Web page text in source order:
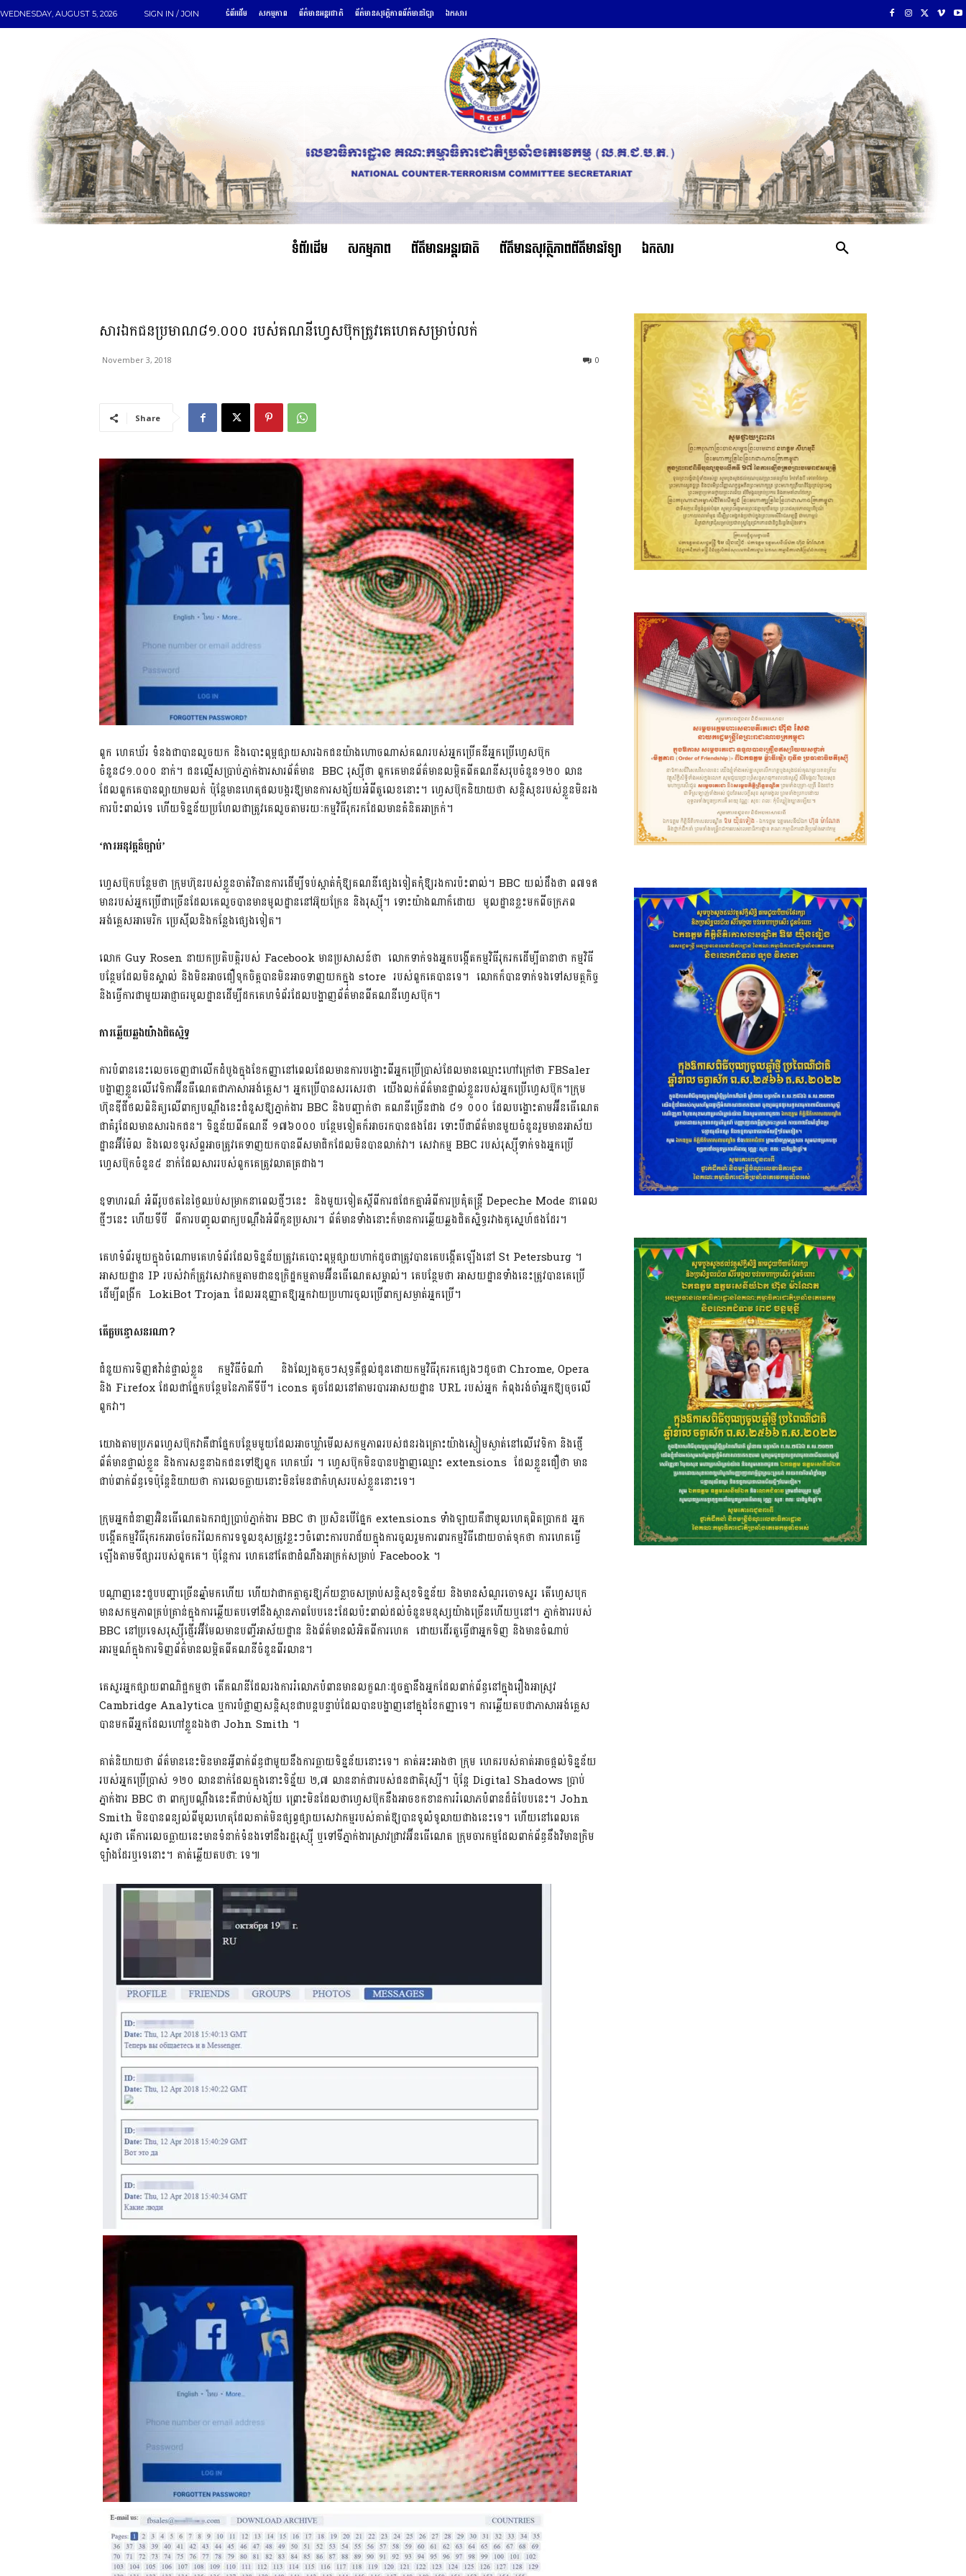
WEDNESDAY, AUGUST 5, 2026 SIGN IN / JOIN ទំព័រដើម សកម្មភាព ព័ត៌មានអន្តរជាតិ ព័ត៌មានសុវត្ថិភាពព័ត៌មានវិទ្យា ឯកសារ
ទំព័រដើម សកម្មភាព ព័ត៌មានអន្តរជាតិ ព័ត៌មានសុវត្ថិភាពព័ត៌មានវិទ្យា ឯកសារ
សារឯកជនប្រមាណ៨១.០០០ របស់គណនីហ្វេសប៊ុកត្រូវគេហេគសម្រាប់លក់
November 3, 2018 0
Share
ពួក ហេគឃ័រ ទំនងជាបានលួចយក និងបោះពុម្ពផ្សាយសារឯកជនយ៉ាងហោចណាស់គណរបស់អ្នកប្រើគនីអ្នកប្រើហ្វេសប៊ុក
ចំនួន៨១.០០០ នាក់។ ជនល្មើសប្រាប់ភ្នាក់ងារសារព័ត៌មាន BBC រុស្ស៊ីថា ពួកគេមានព័ត៌មានលម្អិតពីគណនីសរុបចំនួន១២០ លាន
ដែលពួកគេបានព្យាយាមលក់ ប៉ុន្តែមានហេតុផលបង្ករឱ្យមានការសង្ស័យអំពីតួលេខនោះ។ ហ្វេសប៊ុកនិយាយថា សន្ដិសុខរបស់ខ្លួនមិនរង
ការប៉ះពាល់ទេ ហើយទិន្នន័យប្រហែលជាត្រូវគេលួចតាមរយៈកម្មវិធីរុករកដែលមានគំនិតអាក្រក់។
‘ការអនុវត្ត​ន៏​ច្បាប់’
ហ្វេសប៊ុកបន្ថែមថា ក្រុមហ៊ុនរបស់ខ្លួនចាត់វិធានការដើម្បីទប់ស្កាត់កុំឱ្យគណនីផ្សេងទៀតកុំឱ្យរងការប៉ះពាល់។ BBC យល់ដឹងថា ព៧ទឥ
មានរបស់អ្នកប្រើជាច្រើនដែលគេលួចបានមានមូលដ្ឋាននៅអ៊ុយក្រែន និងរុស្ស៊ី។ ទោះយ៉ាងណាក៏ដោយ មូលដ្ឋានខ្លះមកពីចក្រភព
អង់គ្លេសអាមេរិក ប្រេស៊ីលនិងកន្លែងផ្សេងទៀត។
លោក Guy Rosen នាយកប្រតិបត្តិរបស់ Facebook មានប្រសាសន៍ថា លោកទាក់ទងអ្នកបង្កើតកម្មវិធីរុករកដើម្បីធានាថា កម្មវិធី
បន្ថែមដែលមិនស្គាល់ និងមិនអាចជឿទុកចិត្តបានមិនអាចទាញយកក្នុង store របស់ពួកគេបានទេ។ លោកក៏បានទាក់ទងទៅសមត្ថកិច្ច
និងធ្វើការជាមួយអាជ្ញាធរមូលដ្ឋានដើម្បីដកគេហទំព័រដែលបង្ហាញព័ត៌មានពីគណនីហ្វេសប៊ុក។
ការឆ្លើយឆ្លងយ៉ាងជិតស្និទ្ធ
ការបំពាននេះលេចចេញជាលើកដំបូងក្នុងខែកញ្ញានៅពេលដែលមានការបង្ហោះពីអ្នកប្រើប្រាស់ដែលមានឈ្មោះហៅក្រៅថា FBSaler
បង្ហាញខ្លួនលើវេទិកាអ៊ីនធឺណេតជាភាសាអង់គ្លេស។ អ្នកប្រើបានសរសេរថា យើងលក់ព័ត៌មានផ្ទាល់ខ្លួនរបស់អ្នកប្រើហ្វេសប៊ុក។ក្រុម
ហ៊ុនឌីជីថលពិនិត្យលើពាក្យបណ្តឹងនេះជំនួសឱ្យភ្នាក់ងារ BBC និងបញ្ជាក់ថា គណនីច្រើនជាង ៨១​ ០០០ ដែលបង្ហោះតាមអ៊ីនធើណេត
ជាគំរូដែលមានសារឯកជន។ ទិន្នន័យពីគណនី ១៧៦០០០ បន្ថែមទៀតក៏អាចរកបានផងដែរ ទោះបីជាព័ត៌មានមួយចំនួនរួមមានអាស័យ
ដ្ឋានអ៊ីម៉ែល និងលេខទូរស័ព្ទអាចត្រូវគេទាញយកបានពីសមាជិកដែលមិនបានលាក់វា។ សេវាកម្ម BBC របស់រុស្ស៊ីទាក់ទងអ្នកប្រើ
ហ្វេសប៊ុកចំនួន៥ នាក់ដែលសាររបស់ពួកគេត្រូវលាតត្រដាង។
ឧទាហរណ៏ អំពីរូបថតនៃថ្ងៃឈប់សម្រាកនាពេលថ្មីៗនេះ និងមួយទៀតស្តីពីការជជែកគ្នាអំពីការប្រគុំតន្រ្តី Depeche Mode នាពេល
ថ្មីៗនេះ ហើយទីបី ពីការបញ្ចូលពាក្យបណ្តឹងអំពីកូនប្រសារ។ ព័ត៌មានទាំងនោះក៏មានការឆ្លើយឆ្លងជិតស្និទ្ធរវាងគូស្នេហ៍ផងដែរ។
គេហទំព័រមួយក្នុងចំណោមគេហទំព័រដែលទិន្នន័យត្រូវគេបោះពុម្ពផ្សាយហាក់ដូចជាត្រូវបានគេបង្កើតឡើងនៅ St Petersburg ។
អាសយដ្ឋាន IP របស់វាក៏ត្រូវសេវាកម្មតាមដានឧក្រិដ្ឋកម្មតាមអ៊ីនធើណេតសម្គាល់។ គេបន្ថែមថា​ អាសយដ្ឋានទាំងនេះត្រូវបានគេប្រើ
ដើម្បីពង្រីក LokiBot Trojan ដែលអនុញ្ញាតឱ្យអ្នកវាយប្រហារចូលប្រើពាក្យសម្ងាត់អ្នកប្រើ។
តើគួបន្ទោសនរណា?
ជំនួយការទិញឥវ៉ាន់ផ្ទាល់ខ្លួន កម្មវិធីចំណាំ និងល្បែងតូចៗសុទ្ធគឺផ្តល់ជូនដោយកម្មវិធីរុករកផ្សេងៗដូចជា Chrome, Opera
និង Firefox ដែលជាផ្នែកបន្ថែមនៃភាគីទីបី។ icons តូចដែលនៅតាមរបារអាសយដ្ឋាន URL របស់អ្នក កំពុងរង់ចាំអ្នកឱ្យចុចលើ
ពួកវា។
យោងតាមប្រភពហ្វេសប៊ុកវាគឺជាផ្នែកបន្ថែមមួយដែលអាចឃ្លាំមើលសកម្មភាពរបស់ជនរងគ្រោះយ៉ាងស្ងៀមស្ងាត់នៅលើវេទិកា និងផ្ញើ
ព័ត៌មានផ្ទាល់ខ្លួន និងការសន្ទនាឯកជនទៅឱ្យពួក ហេគឃ័រ ។ ហ្វេសប៊ុកមិនបានបង្ហាញឈ្មោះ extensions ដែលខ្លួនជឿថា មាន
ជាប់ពាក់ព័ន្ធទេប៉ុន្តែនិយាយថា ការលេចធ្លាយនោះមិនមែនជាកំហុសរបស់ខ្លួននោះទេ។
ក្រុមអ្នកជំនាញអ៊ិនធើណេតឯករាជ្យប្រាប់ភ្នាក់ងារ BBC ថា ប្រសិនបើផ្នែក extensions ទាំង​ឡាយ​គឺជាមូលហេតុពិតប្រាកដ អ្នក
បង្កើតកម្មវិធីរុករកអាចចែករំលែកការទទួលខុសត្រូវខ្លះៗចំពោះការបរាជ័យក្នុងការចូលរួមការពារកម្មវិធីដោយចាត់ទុកថា ការហេគធ្វើ
ឡើងតាមទីផ្សាររបស់ពួកគេ។ ប៉ុន្តែការ ហេគនៅតែជាដំណឹងអាក្រក់សម្រាប់ Facebook ។
បណ្តាញនេះ​ជួបបញ្ហាច្រើនឆ្នាំមកហើយ ហើយវាជាកត្តាគួរឱ្យភ័យខ្លាចសម្រាប់សន្តិសុខទិន្នន័យ និងមានសំណួរចោទសួរ​ តើហ្វេសបុក
មានសកម្មភាពគ្រប់គ្រាន់ក្នុងការឆ្លើយតបទៅនឹងស្ថានភាពបែបនេះដែលប៉ះពាល់ដល់ចំនួនមនុស្សយ៉ាងច្រើនហើយឬនៅ។ ភ្នាក់ងាររបស់
BBC នៅប្រទេសរុស្ស៊ីផ្ញើរអ៊ីមែលមានបញ្ចីអាស័យដ្ឋាន និងព័ត៌មានលំអិតពីការហេគ ដោយដើរតួធ្វើជាអ្នកទិញ និងមានចំណាប់
អារម្មណ៍ក្នុងការទិញព័ត៌មានលម្អិតពីគណនីចំនួនពីរលាន។
គេសួរអ្នកផ្សាយពាណិជ្ជកម្មថា តើគណនីដែលរងការរំលោភបំពានមានលក្ខណៈដូចគ្នានឹងអ្នកដែលពាក់ព័ន្ធនៅក្នុងរឿងអាស្រូវ
Cambridge Analytica ឬការបំផ្លាញសន្តិសុខជាបន្តបន្ទាប់ដែលបានបង្ហាញនៅក្នុងខែកញ្ញាទេ។ ការឆ្លើយតបជាភាសាអង់គ្លេស
បានមកពីអ្នកដែលហៅខ្លួនឯងថា John Smith ។
គាត់និយាយថា ព័ត៌មាននេះមិនមានអ្វីពាក់ព័ន្ធជាមួយនឹងការធ្លាយទិន្នន័យនោះទេ។ គាត់អះអាងថា ក្រុម ហេគរបស់គាត់អាចផ្តល់ទិន្នន័យ
របស់អ្នកប្រើប្រាស់ ១២០ លាននាក់ដែលក្នុងនោះទិន្ន័យ ២,៧ លាននាក់ជារបស់ជនជាតិរុស្សី។ ប៉ុន្តែ Digital Shadows ប្រាប់
ភ្នាក់ងារ BBC ថា ពាក្យបណ្តឹងនេះគឺជាប់សង្ស័យ ព្រោះមិនដែលថាហ្វេសប៊ុកនឹងអាចខកខានការរំលោភបំពានដ៏ធំបែបនេះ។ John
Smith មិនបានពន្យល់ពីមូលហេតុដែលគាត់មិនផ្សព្វផ្សាយសេវាកម្មរបស់គាត់ឱ្យបានទូលំទូលាយជាងនេះទេ។ ហើយនៅពេលគេ
សួរថា តើការលេចធ្លាយនេះមានទំនាក់ទំនងទៅនឹងរដ្ឋរុស្ស៊ី ឬទៅទីភ្នាក់ងារស្រាវជ្រាវអ៊ីនធើណេត ក្រុមចារកម្មដែលពាក់ព័ន្ធនឹងវិមានក្រិម
ឡាំងដែរឬទេនោះ។ គាត់ឆ្លើយតបថា: ទេ៕